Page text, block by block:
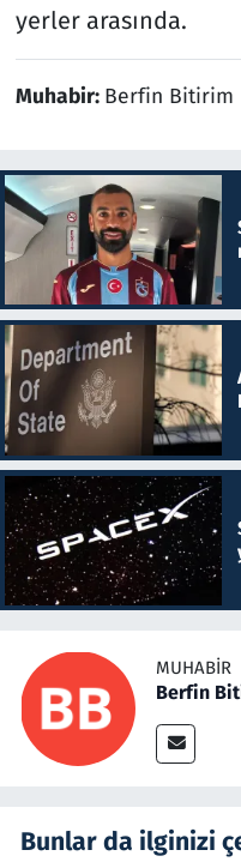
yerler arasında.
Muhabir: Berfin Bitirim
MUHABIR
Berfin
Bunlar da ilginizi